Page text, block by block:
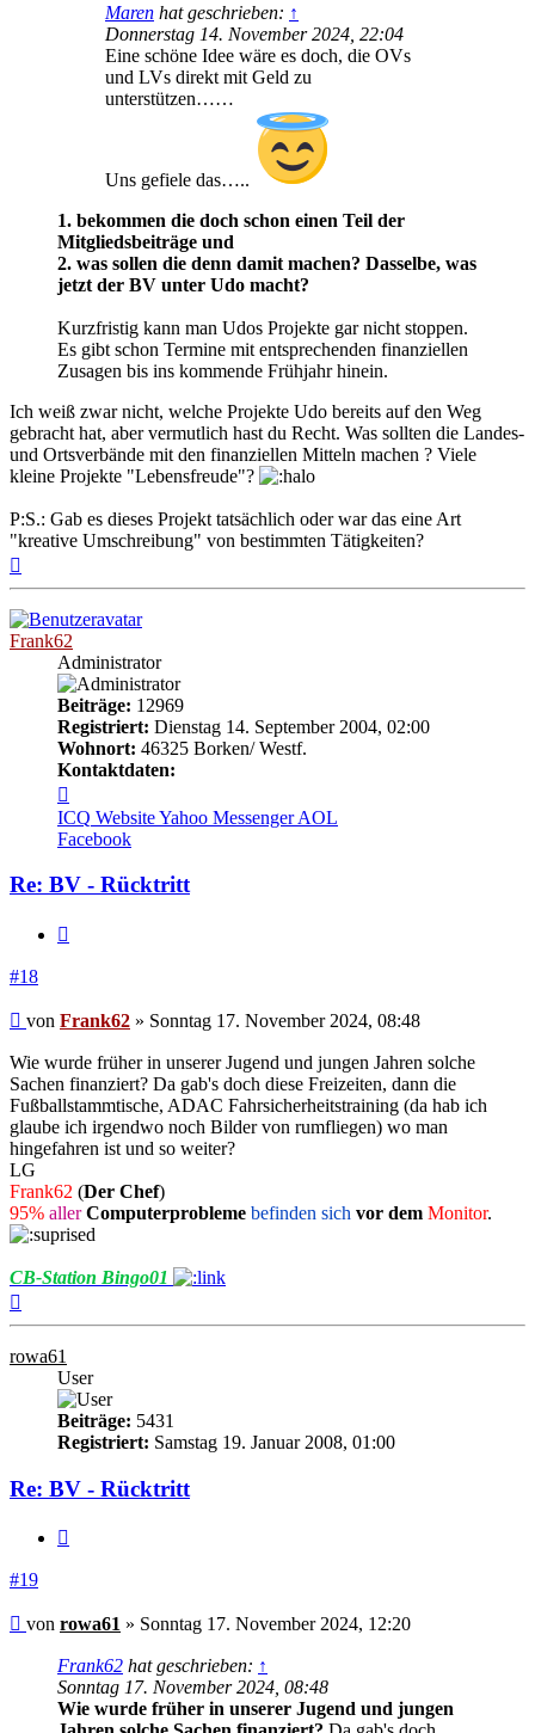
Maren hat geschrieben: ↑
Donnerstag 14. November 2024, 22:04
Eine schöne Idee wäre es doch, die OVs
und LVs direkt mit Geld zu
unterstützen……
Uns gefiele das…..
1. bekommen die doch schon einen Teil der
Mitgliedsbeiträge und
2. was sollen die denn damit machen? Dasselbe, was
jetzt der BV unter Udo macht?
Kurzfristig kann man Udos Projekte gar nicht stoppen.
Es gibt schon Termine mit entsprechenden finanziellen
Zusagen bis ins kommende Frühjahr hinein.
Ich weiß zwar nicht, welche Projekte Udo bereits auf den Weg
gebracht hat, aber vermutlich hast du Recht. Was sollten die Landes-
und Ortsverbände mit den finanziellen Mitteln machen ? Viele
kleine Projekte "Lebensfreude"?
P:S.: Gab es dieses Projekt tatsächlich oder war das eine Art
"kreative Umschreibung" von bestimmten Tätigkeiten?
Frank62
Administrator
Beiträge: 12969
Registriert: Dienstag 14. September 2004, 02:00
Wohnort: 46325 Borken/ Westf.
Kontaktdaten:
von
Frank62
ICQ WebsiteYahoo Messenger AOL
Facebook
Re: BV - Rücktritt
#18
Beitrag
von Frank62 » Sonntag 17. November 2024, 08:48
Wie wurde früher in unserer Jugend und jungen Jahren solche
Sachen finanziert? Da gab's doch diese Freizeiten, dann die
Fußballstammtische, ADAC Fahrsicherheitstraining (da hab ich
glaube ich irgendwo noch Bilder von rumfliegen) wo man
hingefahren ist und so weiter?
LG
Frank62 (Der Chef)
95% aller Computerprobleme befinden sich vor dem Monitor.
CB-Station Bingo01
rowa61
User
Beiträge: 5431
Registriert: Samstag 19. Januar 2008, 01:00
Re: BV - Rücktritt
#19
Beitrag
von rowa61 » Sonntag 17. November 2024, 12:20
Frank62 hat geschrieben: ↑
Sonntag 17. November 2024, 08:48
Wie wurde früher in unserer Jugend und jungen